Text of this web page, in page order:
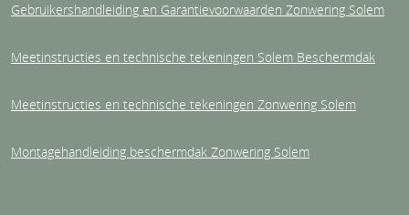
Gebruikershandleiding en Garantievoorwaarden Zonwering Solem
Meetinstructies en technische tekeningen Solem Beschermdak
Meetinstructies en technische tekeningen Zonwering Solem
Montagehandleiding beschermdak Zonwering Solem